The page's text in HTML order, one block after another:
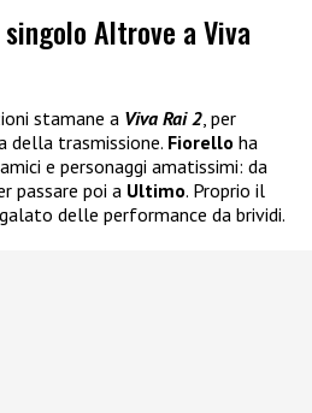
Altrove a Viva
stamane a Viva Rai 2 , per
della trasmissione. Fiorello ha
e personaggi amatissimi: da
passare poi a Ultimo. Proprio il
delle performance da brividi.